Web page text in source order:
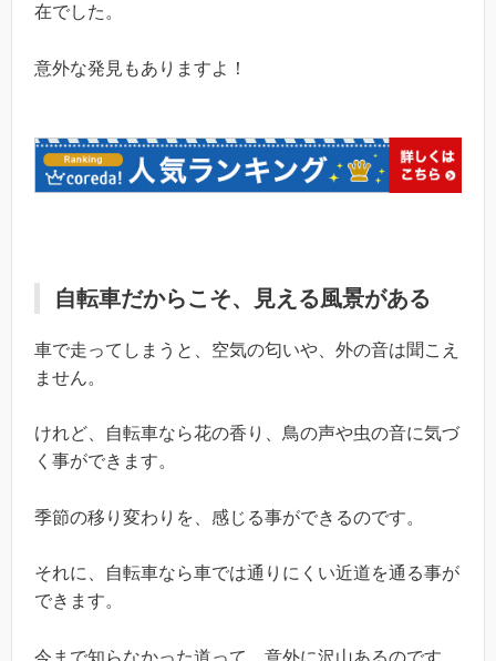
在でした。
意外な発見もありますよ！
自転車だからこそ、見える風景がある
車で走ってしまうと、空気の匂いや、外の音は聞こえ
ません。
けれど、自転車なら花の香り、鳥の声や虫の音に気づ
く事ができます。
季節の移り変わりを、感じる事ができるのです。
それに、自転車なら車では通りにくい近道を通る事が
できます。
今まで知らなかった道って、意外に沢山あるのです